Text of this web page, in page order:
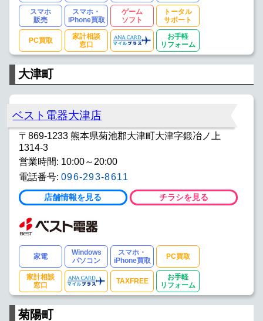
スマホ
販売
スマホ・
iPhone買取
ゲーム
ソフト
トータル
サポート
PC買取
家計相談
窓口
お手軽
リフォーム
大津町
ベスト電器大津店
〒869-1233 熊本県菊池郡大津町大津字鍛冶ノ上
1314-3
営業時間: 10:00～20:00
電話番号: 096-293-8611
店舗情報を見る チラシを見る
家電
Windows
パソコン
スマホ・
iPhone買取
PC買取
家計相談
窓口
TAXFREE
お手軽
リフォーム
菊陽町